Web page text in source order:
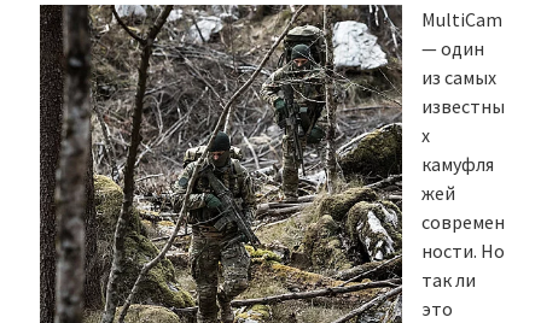
MultiCam
— один
из самых
известны
х
камуфля
жей
современ
ности. Но
так ли
это